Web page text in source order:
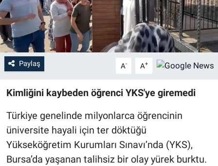
Paylaş A- A+
Kimliğini kaybeden öğrenci YKS'ye giremedi
Türkiye genelinde milyonlarca öğrencinin
üniversite hayali için ter döktüğü
Yükseköğretim Kurumları Sınavı’nda (YKS),
Bursa’da yaşanan talihsiz bir olay yürek burktu.
Ekonomi
Dünya
Teknoloji
Yaşam
Spor